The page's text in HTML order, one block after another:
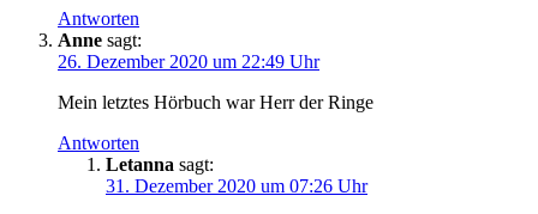
Antworten
Anne sagt:
26. Dezember 2020 um 22:49 Uhr
Mein letztes Hörbuch war Herr der Ringe
Antworten
Letanna sagt:
31. Dezember 2020 um 07:26 Uhr